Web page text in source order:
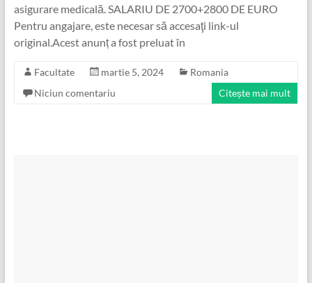
asigurare medicală. SALARIU DE 2700+2800 DE EURO
Pentru angajare, este necesar să accesaţi link-ul
original.Acest anunț a fost preluat în
Facultate martie 5, 2024
Romania
Niciun comentariu
Citește mai mult